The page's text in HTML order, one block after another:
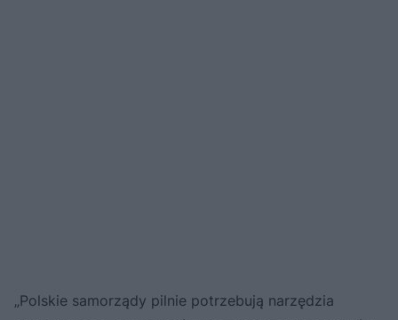
„Polskie samorządy pilnie potrzebują narzędzia